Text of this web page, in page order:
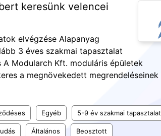
keresünk velencei
elvégzése Alapanyag
3 éves szakmai tapasztalat
Modularch Kft. moduláris épületek
a megnövekedett megrendeléseinek
Egyéb 5-9 év szakmai tapasztalat
Általános Beosztott